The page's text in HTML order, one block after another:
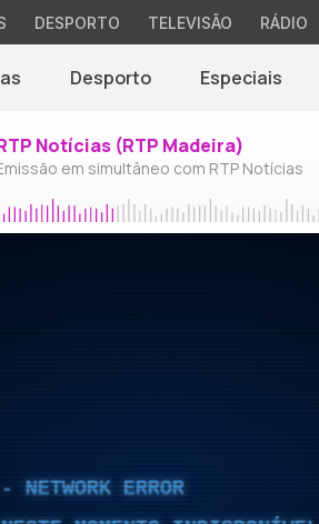
DESPORTO TELEVISÃO RÁDIO
Desporto Especiais
Notícias (RTP Madeira)
em simultâneo com RTP Notícias
ERROR